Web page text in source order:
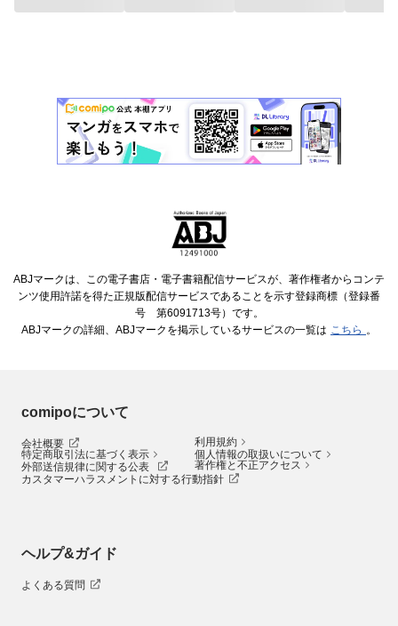
ABJマークは、この電子書店・電子書籍配信サービスが、著作権者からコンテ
ンツ使用許諾を得た正規版配信サービスであることを示す登録商標（登録番
号 第6091713号）です。
ABJマークの詳細、ABJマークを掲示しているサービスの一覧は こちら 。
comipoについて
会社概要
利用規約
特定商取引法に基づく表示
個人情報の取扱いについて
外部送信規律に関する公表
著作権と不正アクセス
カスタマーハラスメントに対する行動指針
ヘルプ&ガイド
よくある質問